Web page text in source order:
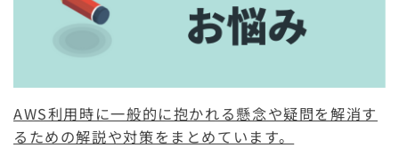
AWS利用時に一般的に抱かれる懸念や疑問を解消す
るための解説や対策をまとめています。